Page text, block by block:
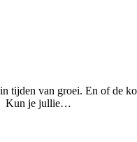
tijden van groei. En of de
Kun je jullie…